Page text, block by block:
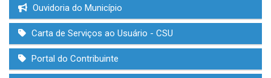
Ouvidoria do Município
Carta de Serviços ao Usuário - CSU
Portal do Contribuinte